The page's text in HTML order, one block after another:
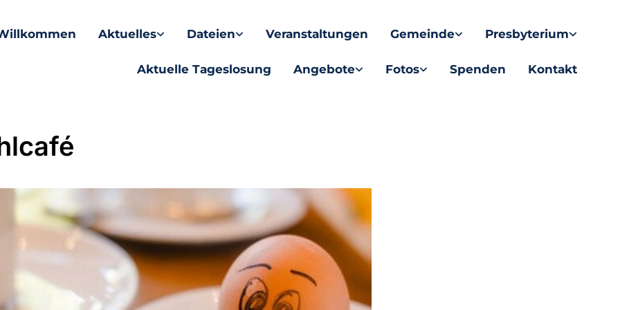
Aktuelles Dateien Veranstaltungen Gemeinde Presbyterium
Aktuelle Tageslosung Angebote Fotos Spenden Kontakt